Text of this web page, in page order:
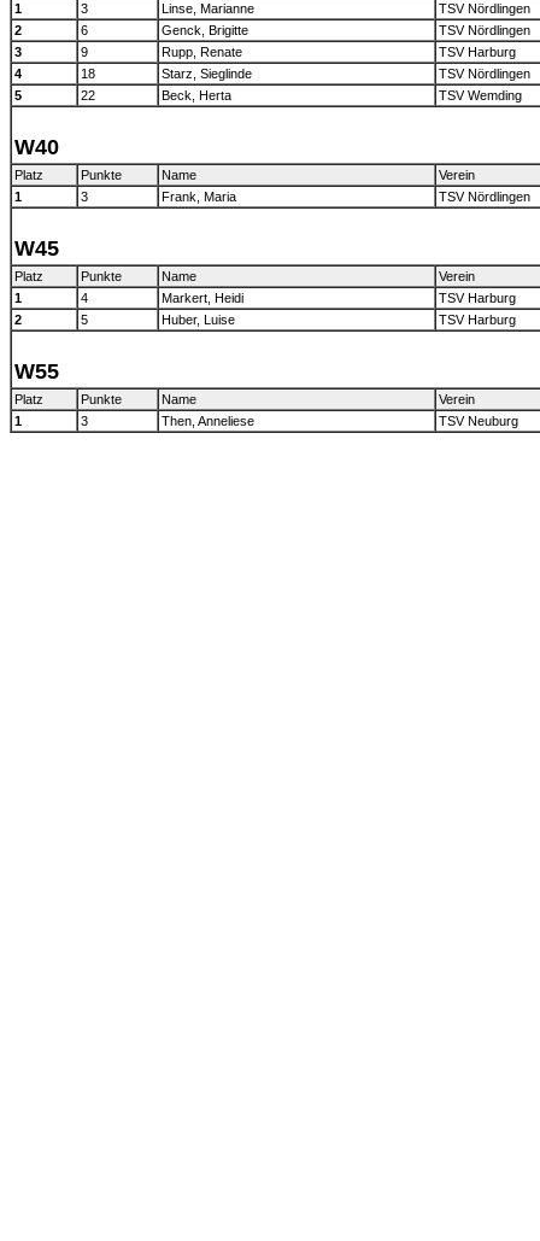
1
3 Linse, Marianne
TSV Nördlingen
2
6 Genck, Brigitte
TSV Nördlingen
3
9 Rupp, Renate
TSV Harburg
4
18 Starz, Sieglinde
TSV Nördlingen
5
22 Beck, Herta TSV Wemding
W40
Platz Punkte Name
Verein
1
3 Frank, Maria TSV Nördlingen
W45
Platz Punkte Name
Verein
1
4 Markert, Heidi
TSV Harburg
2
5 Huber, Luise TSV Harburg
W55
Platz Punkte Name
Verein
1
3 Then, Anneliese TSV Neuburg